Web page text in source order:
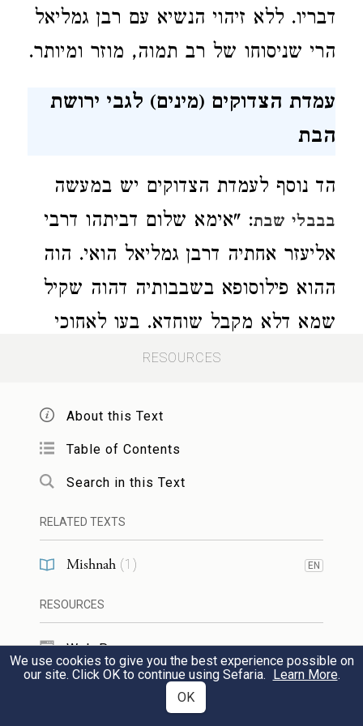
דבריו. ללא זיהוי הנשיא עם רבן גמליאל
הרי שניסוחו של רב תמוה, מוזר ומיותר.
עמדת הצדוקים (מינים) לגבי ירושת
הבת
12
הד נוסף לעמדת הצדוקים יש במעשה
בבבלי שבת: "אימא שלום דביתהו דרבי
אליעזר אחתיה דרבן גמליאל הואי. הוה
ההוא פילוסופא בשבבותיה דהוה שקיל
שמא דלא מקבל שוחדא. בעו לאחוכי
ביה; אעיילא ליה שרגא דדהבא, ואזול
בנכסי דבי נשי. אמר להו: פלוגו. אמר
ליה: כתיב לן: במקום ברא ברתא לא
תירות. אמר ליה: מן יומא דגליתון
מארעכון איתנטלית אורייתא דמשה,
ואיתיהיבת עון גיליון, וכתיב ביה: ברא
וברתא כחדא ירתון. למחר הדר עייל ליה
איהו חמרא לובא. אמר להו: שפילית
לסיפיה דעון גיליון וכתב ביה: אנא לא
למיפחת מן אורייתא דמשה אתיתי ולא
RESOURCES
About this Text
Table of Contents
Search in this Text
RELATED TEXTS
Mishnah (1 ) EN
RESOURCES
Web Pages
We use cookies to give you the best experience possible on
our site. Click OK to continue using Sefaria. Learn More.
OK